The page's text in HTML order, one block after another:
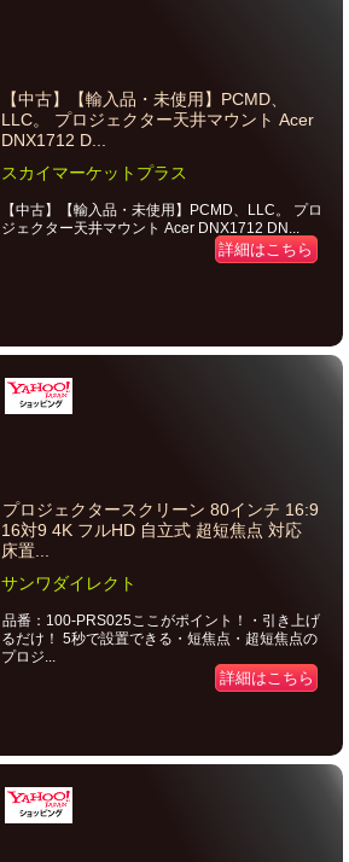
【中古】【輸入品・未使用】PCMD、
LLC。 プロジェクター天井マウント Acer
DNX1712 D...
スカイマーケットプラス
【中古】【輸入品・未使用】PCMD、LLC。 プロ
ジェクター天井マウント Acer DNX1712 DN...
詳細はこちら
プロジェクタースクリーン 80インチ 16:9
16対9 4K フルHD 自立式 超短焦点 対応
床置...
サンワダイレクト
品番：100-PRS025ここがポイント！・引き上げ
るだけ！ 5秒で設置できる・短焦点・超短焦点の
プロジ...
詳細はこちら